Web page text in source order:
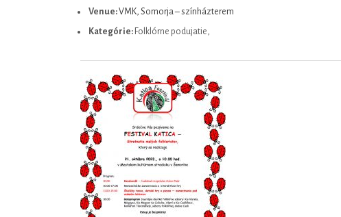
Venue:VMK, Somorja – színházterem
Kategórie: Folklórne podujatie,